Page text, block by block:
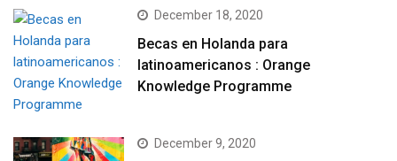
December 18, 2020
Becas en Holanda para
latinoamericanos : Orange
Knowledge Programme
December 9, 2020